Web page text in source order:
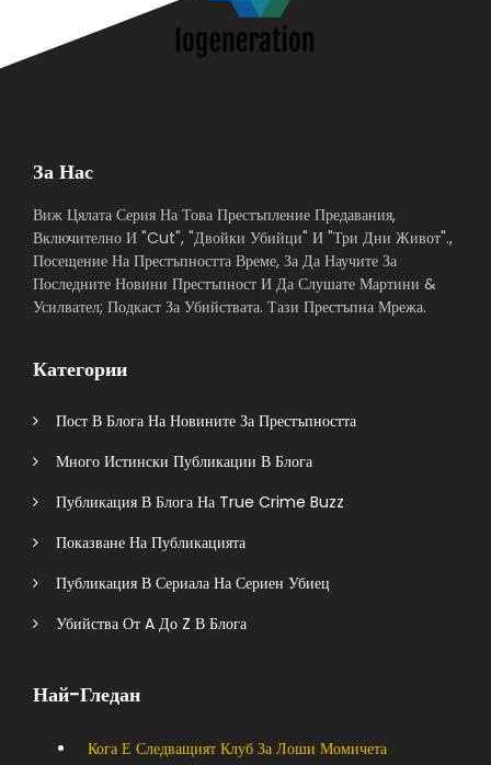
За Нас
Виж Цялата Серия На Това Престъпление Предавания,
Включително И "Cut", "Двойки Убийци" И "Три Дни Живот".,
Посещение На Престъпността Време, За Да Научите За
Последните Новини Престъпност И Да Слушате Мартини &
Усилвател; Подкаст За Убийствата. Тази Престъпна Мрежа.
Категории
Пост В Блога На Новините За Престъпността
Много Истински Публикации В Блога
Публикация В Блога На True Crime Buzz
Показване На Публикацията
Публикация В Сериала На Сериен Убиец
Убийства От A До Z В Блога
Най-Гледан
Кога Е Следващият Клуб За Лоши Момичета